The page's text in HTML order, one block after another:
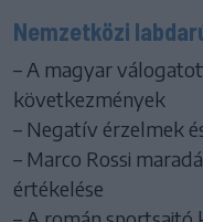
Nemzetközi
– A magyar
következmények
– Negatív érzelmek
– Marco Rossi
értékelése